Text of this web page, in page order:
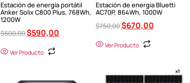
Estación de energía portátil
Anker Solix C800 Plus, 768Wh,
1200W
$600,00$590,00
Ver Producto
Estación de energía Bluetti
AC70P, 864Wh, 1000W
$750,00$670,00
Ver Producto